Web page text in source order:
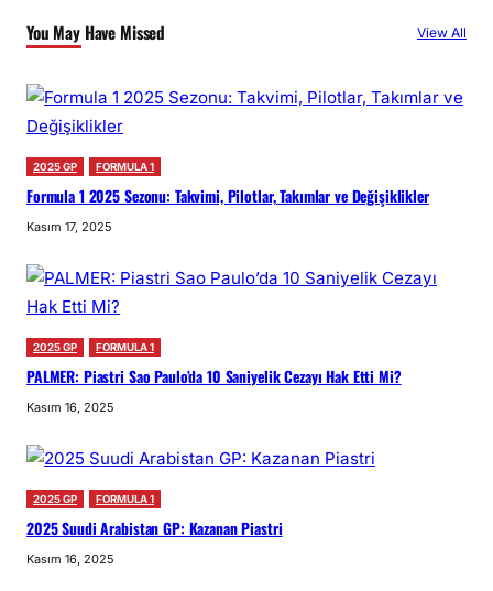
You May Have Missed View All
2025 GP FORMULA 1
Formula 1 2025 Sezonu: Takvimi, Pilotlar, Takımlar ve Değişiklikler
Kasım 17, 2025
2025 GP FORMULA 1
PALMER: Piastri Sao Paulo’da 10 Saniyelik Cezayı Hak Etti Mi?
Kasım 16, 2025
2025 GP FORMULA 1
2025 Suudi Arabistan GP: Kazanan Piastri
Kasım 16, 2025